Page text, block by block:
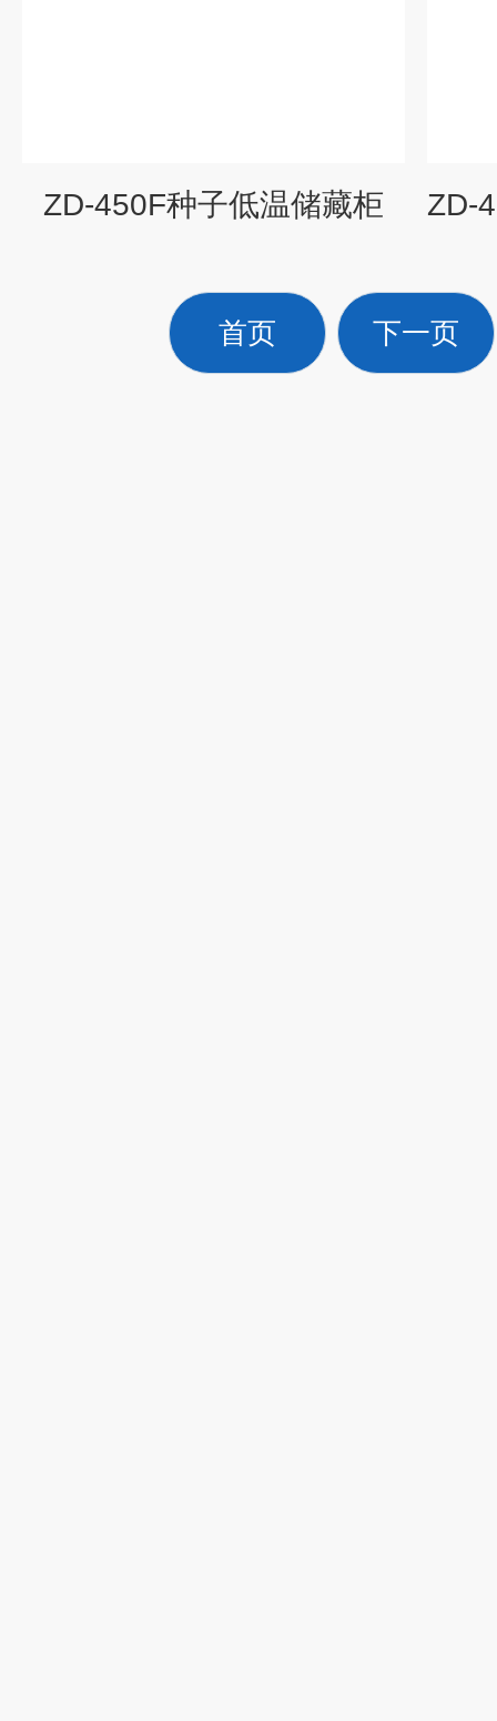
ZD-450F种子低温储藏柜
首页 下一页